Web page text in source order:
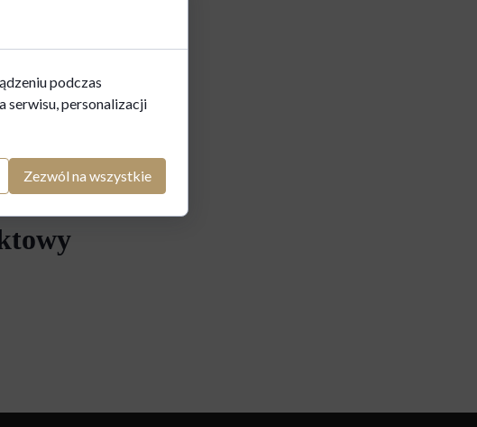
podczas
serwisu, personalizacji
Zezwól na wszystkie